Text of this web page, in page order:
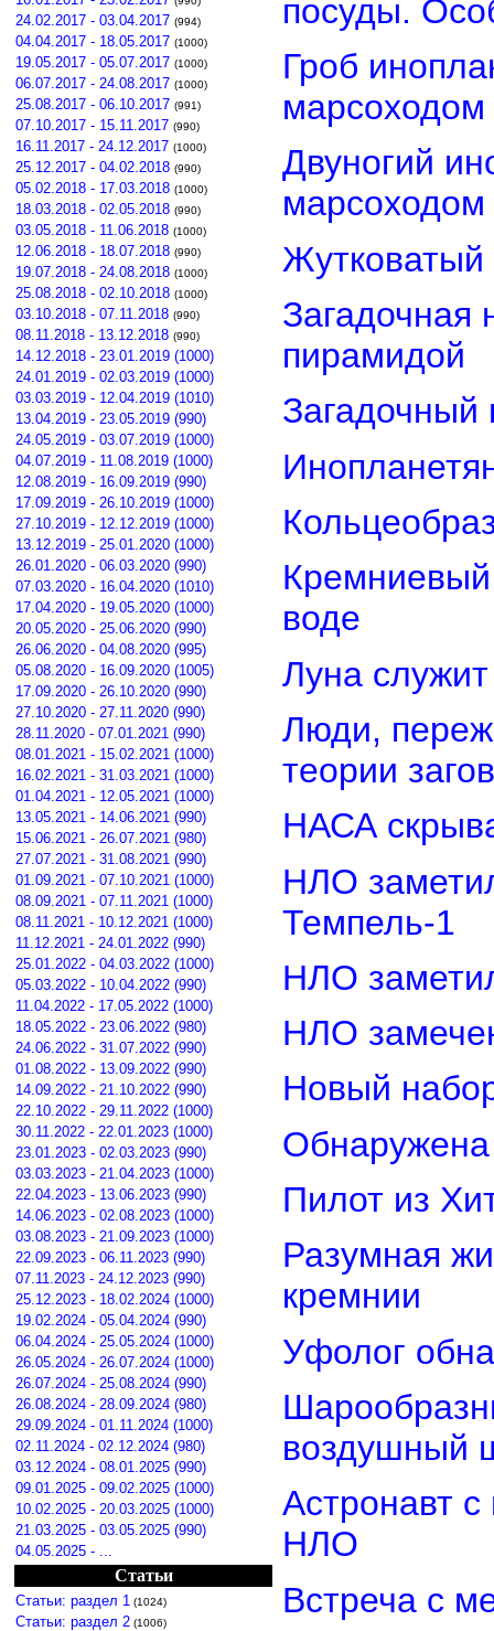
24.02.2017 - 03.04.2017 (994)
04.04.2017 - 18.05.2017 (1000)
19.05.2017 - 05.07.2017 (1000)
06.07.2017 - 24.08.2017 (1000)
25.08.2017 - 06.10.2017 (991)
07.10.2017 - 15.11.2017 (990)
16.11.2017 - 24.12.2017 (1000)
25.12.2017 - 04.02.2018 (990)
05.02.2018 - 17.03.2018 (1000)
18.03.2018 - 02.05.2018 (990)
03.05.2018 - 11.06.2018 (1000)
12.06.2018 - 18.07.2018 (990)
19.07.2018 - 24.08.2018 (1000)
25.08.2018 - 02.10.2018 (1000)
03.10.2018 - 07.11.2018 (990)
08.11.2018 - 13.12.2018 (990)
14.12.2018 - 23.01.2019 (1000)
24.01.2019 - 02.03.2019 (1000)
03.03.2019 - 12.04.2019 (1010)
13.04.2019 - 23.05.2019 (990)
24.05.2019 - 03.07.2019 (1000)
04.07.2019 - 11.08.2019 (1000)
12.08.2019 - 16.09.2019 (990)
17.09.2019 - 26.10.2019 (1000)
27.10.2019 - 12.12.2019 (1000)
13.12.2019 - 25.01.2020 (1000)
26.01.2020 - 06.03.2020 (990)
07.03.2020 - 16.04.2020 (1010)
17.04.2020 - 19.05.2020 (1000)
20.05.2020 - 25.06.2020 (990)
26.06.2020 - 04.08.2020 (995)
05.08.2020 - 16.09.2020 (1005)
17.09.2020 - 26.10.2020 (990)
27.10.2020 - 27.11.2020 (990)
28.11.2020 - 07.01.2021 (990)
08.01.2021 - 15.02.2021 (1000)
16.02.2021 - 31.03.2021 (1000)
01.04.2021 - 12.05.2021 (1000)
13.05.2021 - 14.06.2021 (990)
15.06.2021 - 26.07.2021 (980)
27.07.2021 - 31.08.2021 (990)
01.09.2021 - 07.10.2021 (1000)
08.09.2021 - 07.11.2021 (1000)
08.11.2021 - 10.12.2021 (1000)
11.12.2021 - 24.01.2022 (990)
25.01.2022 - 04.03.2022 (1000)
05.03.2022 - 10.04.2022 (990)
11.04.2022 - 17.05.2022 (1000)
18.05.2022 - 23.06.2022 (980)
24.06.2022 - 31.07.2022 (990)
01.08.2022 - 13.09.2022 (990)
14.09.2022 - 21.10.2022 (990)
22.10.2022 - 29.11.2022 (1000)
30.11.2022 - 22.01.2023 (1000)
23.01.2023 - 02.03.2023 (990)
03.03.2023 - 21.04.2023 (1000)
22.04.2023 - 13.06.2023 (990)
14.06.2023 - 02.08.2023 (1000)
03.08.2023 - 21.09.2023 (1000)
22.09.2023 - 06.11.2023 (990)
07.11.2023 - 24.12.2023 (990)
25.12.2023 - 18.02.2024 (1000)
19.02.2024 - 05.04.2024 (990)
06.04.2024 - 25.05.2024 (1000)
26.05.2024 - 26.07.2024 (1000)
26.07.2024 - 25.08.2024 (990)
26.08.2024 - 28.09.2024 (980)
29.09.2024 - 01.11.2024 (1000)
02.11.2024 - 02.12.2024 (980)
03.12.2024 - 08.01.2025 (990)
09.01.2025 - 09.02.2025 (1000)
10.02.2025 - 20.03.2025 (1000)
21.03.2025 - 03.05.2025 (990)
04.05.2025 - ...
Статьи
Статьи: раздел 1 (1024)
Статьи: раздел 2 (1006)
посуды.
Гроб
марсоходом
Двуногий
марсоходом
Загадочная
пирамидой
воде
Луна
Люди,
теории
НАСА
НЛО
Темпель-1
НЛО
НЛО
Новый
Обнаружена
Пилот из
Разумная
кремнии
Уфолог
воздушный
Астронавт
НЛО
Встреча с